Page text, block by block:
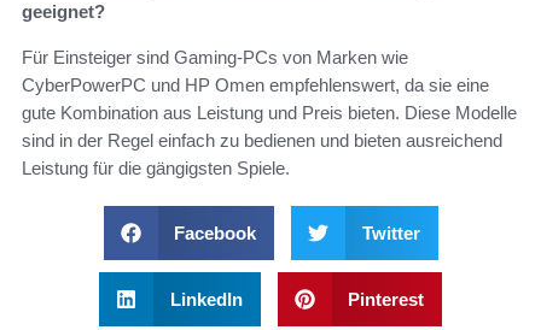
geeignet?
Für Einsteiger sind Gaming-PCs von Marken wie
CyberPowerPC und HP Omen empfehlenswert, da sie eine
gute Kombination aus Leistung und Preis bieten. Diese Modelle
sind in der Regel einfach zu bedienen und bieten ausreichend
Leistung für die gängigsten Spiele.
Facebook Twitter
LinkedIn Pinterest